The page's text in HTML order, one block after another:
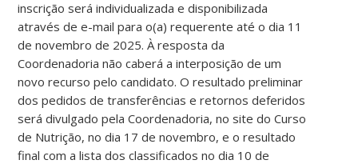
inscrição será individualizada e disponibilizada
através de e-mail para o(a) requerente até o dia 11
de novembro de 2025. À resposta da
Coordenadoria não caberá a interposição de um
novo recurso pelo candidato. O resultado preliminar
dos pedidos de transferências e retornos deferidos
será divulgado pela Coordenadoria, no site do Curso
de Nutrição, no dia 17 de novembro, e o resultado
final com a lista dos classificados no dia 10 de